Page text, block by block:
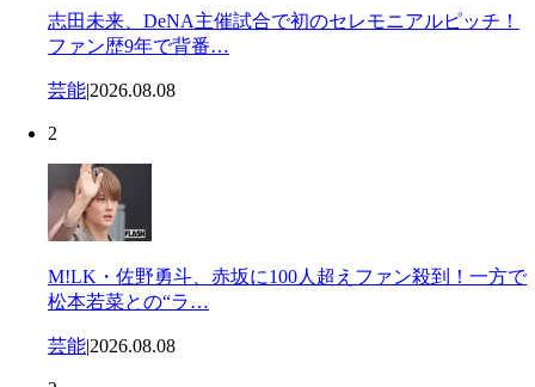
志田未来、DeNA主催試合で初のセレモニアルピッチ！
ファン歴9年で背番…
芸能|2026.08.08
2
M!LK・佐野勇斗、赤坂に100人超えファン殺到！一方で
松本若菜との“ラ…
芸能|2026.08.08